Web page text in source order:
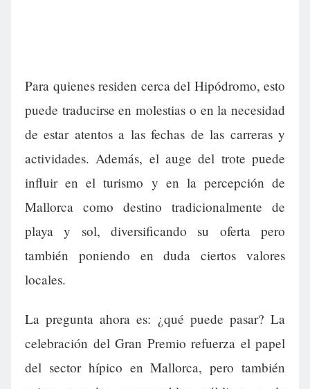
Para quienes residen cerca del Hipódromo, esto
puede traducirse en molestias o en la necesidad
de estar atentos a las fechas de las carreras y
actividades. Además, el auge del trote puede
influir en el turismo y en la percepción de
Mallorca como destino tradicionalmente de
playa y sol, diversificando su oferta pero
también poniendo en duda ciertos valores
locales.
La pregunta ahora es: ¿qué puede pasar? La
celebración del Gran Premio refuerza el papel
del sector hípico en Mallorca, pero también